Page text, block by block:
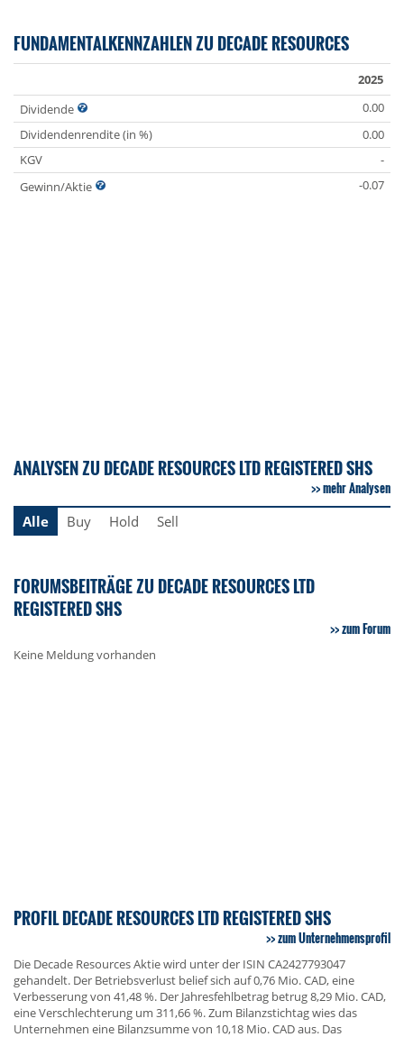
FUNDAMENTALKENNZAHLEN ZU DECADE RESOURCES
2025
Dividende
0.00
Dividendenrendite (in %)
0.00
KGV
-
Gewinn/Aktie
-0.07
ANALYSEN ZU DECADE RESOURCES LTD REGISTERED SHS
mehr Analysen
Alle
Buy Hold Sell
FORUMSBEITRÄGE ZU DECADE RESOURCES LTD
REGISTERED SHS
zum Forum
Keine Meldung vorhanden
PROFIL DECADE RESOURCES LTD REGISTERED SHS
zum Unternehmensprofil
Die Decade Resources Aktie wird unter der ISIN CA2427793047
gehandelt. Der Betriebsverlust belief sich auf 0,76 Mio. CAD, eine
Verbesserung von 41,48 %. Der Jahresfehlbetrag betrug 8,29 Mio. CAD,
eine Verschlechterung um 311,66 %. Zum Bilanzstichtag wies das
Unternehmen eine Bilanzsumme von 10,18 Mio. CAD aus. Das